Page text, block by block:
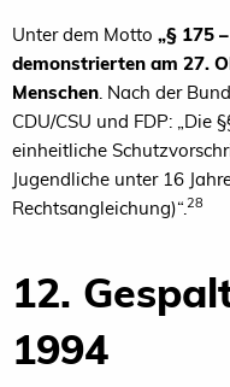
Unter dem Motto „§ 175
demonstrierten am 27.
Menschen. Nach der
CDU/CSU und FDP: „Die
einheitliche
Jugendliche unter 16
Rechtsangleichung)“.28
12.
1994